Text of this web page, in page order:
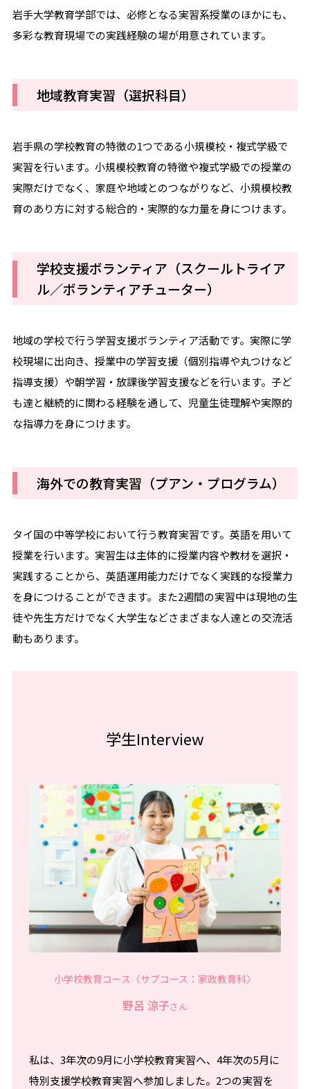
岩手大学教育学部では、必修となる実習系授業のほかにも、
多彩な教育現場での実践経験の場が用意されています。
地域教育実習（選択科目）
岩手県の学校教育の特徴の1つである小規模校・複式学級で
実習を行います。小規模校教育の特徴や複式学級での授業の
実際だけでなく、家庭や地域とのつながりなど、小規模校教
育のあり方に対する総合的・実際的な力量を身につけます。
学校支援ボランティア（スクールトライア
ル／ボランティアチューター）
地域の学校で行う学習支援ボランティア活動です。実際に学
校現場に出向き、授業中の学習支援（個別指導や丸つけなど
指導支援）や朝学習・放課後学習支援などを行います。子ど
も達と継続的に関わる経験を通して、児童生徒理解や実際的
な指導力を身につけます。
海外での教育実習（プアン・プログラム）
タイ国の中等学校において行う教育実習です。英語を用いて
授業を行います。実習生は主体的に授業内容や教材を選択・
実践することから、英語運用能力だけでなく実践的な授業力
を身につけることができます。また2週間の実習中は現地の生
徒や先生方だけでなく大学生などさまざまな人達との交流活
動もあります。
学生Interview
小学校教育コース〈サブコース：家政教育科〉
野呂 涼子さん
私は、3年次の9月に小学校教育実習へ、4年次の5月に
特別支援学校教育実習へ参加しました。2つの実習を